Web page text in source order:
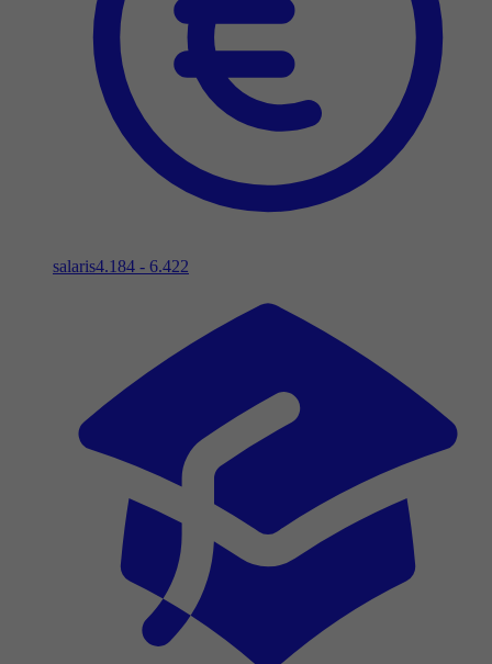
salaris4.184 - 6.422